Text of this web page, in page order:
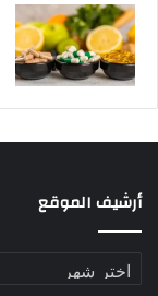
أرشيف الموقع
أرشيف